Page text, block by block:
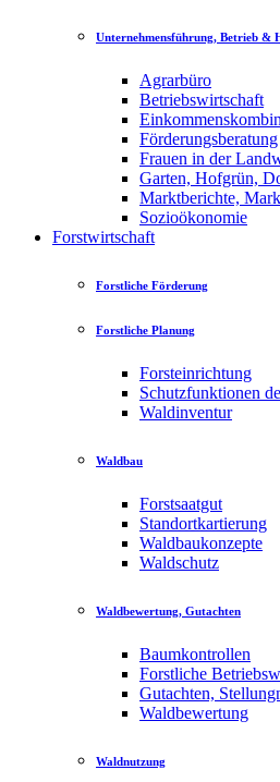
Unternehmensführung, Betrieb &
Agrarbüro
Betriebswirtschaft
Förderungsberatung
Frauen in der
Garten, Hofgrün,
Marktberichte,
Sozioökonomie
Forstwirtschaft
Forstliche Förderung
Forstliche Planung
Forsteinrichtung
Schutzfunktionen
Waldinventur
Waldbau
Forstsaatgut
Standortkartierung
Waldbaukonzepte
Waldschutz
Waldbewertung, Gutachten
Baumkontrollen
Forstliche
Gutachten,
Waldbewertung
Waldnutzung